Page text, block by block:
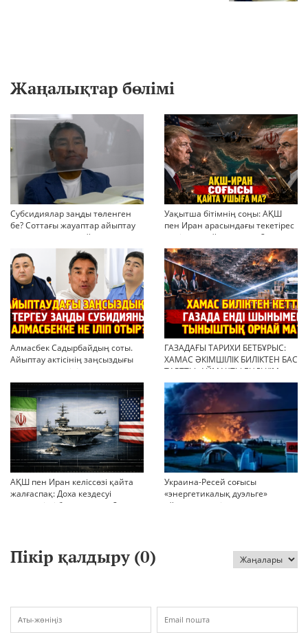
Жаңалықтар бөлімі
Субсидиялар заңды төленген
бе? Соттағы жауаптар айыптау
тұжырымдарын қайта қарауға
негіз бола ала ма?
Уақытша бітімнің соңы: АҚШ
пен Иран арасындағы текетірес
неліктен қайта ушықты?
Алмасбек Садырбайдың соты.
Айыптау актісінің заңсыздығы
мен қолдан өсірілген
миллиондар
ГАЗАДАҒЫ ТАРИХИ БЕТБҰРЫС:
ХАМАС ӘКІМШІЛІК БИЛІКТЕН БАС
ТАРТТЫ. АЙМАҚТЫ ЕНДІ КІМ
БАСҚАРАДЫ?
АҚШ пен Иран келіссөзі қайта
жалғаспақ: Доха кездесуі
шиеленісті бәсеңдете ме?
Украина-Ресей соғысы
«энергетикалық дуэльге»
айналып кетті
Пікір қалдыру (0)